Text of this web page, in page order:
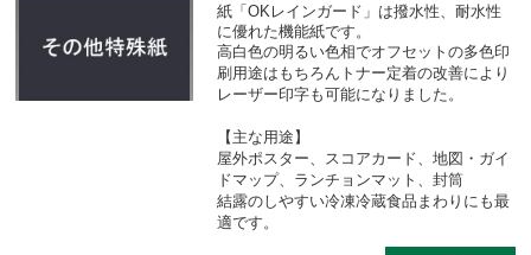
紙「OKレインガード」は撥水性、耐水性
に優れた機能紙です。
高白色の明るい色相でオフセットの多色印
刷用途はもちろんトナー定着の改善により
レーザー印字も可能になりました。
【主な用途】
屋外ポスター、スコアカード、地図・ガイ
ドマップ、ランチョンマット、封筒
結露のしやすい冷凍冷蔵食品まわりにも最
適です。